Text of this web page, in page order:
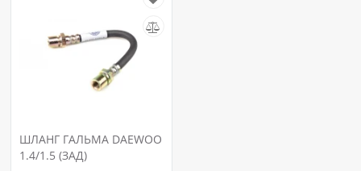
ШЛАНГ ГАЛЬМА DAEWOO
1.4/1.5 (ЗАД)